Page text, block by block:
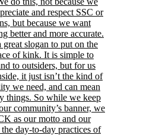
and respect SSC or
but because we want
better and more accurate.
great slogan to put on the
of kink. It is simple to
to outsiders, but for us
it just isn’t the kind of
we need, and can mean
things. So while we keep
community’s banner, we
as our motto and our
day-to-day practices of